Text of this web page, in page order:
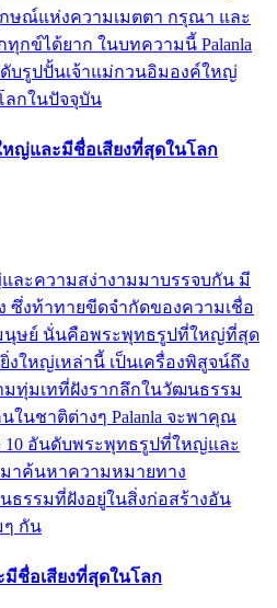
ษณ์แห่งความเมตตา กรุณา และ
กข์ได้ยาก ในบทความนี้ Palanla
ดับรูปปั้นเจ้าแม่กวนอิมองค์ใหญ่
ลกในปัจจุบัน
ญ่และมีชื่อเสียงที่สุดในโลก
ละความสง่างามมาบรรจบกัน มี
ซึ่งท้าทายขีดจำกัดของความเชื่อ
นุษย์ นั่นคือพระพุทธรูปที่ใหญ่ที่สุด
งใหญ่เหล่านี้ เป็นเครื่องพิสูจน์ถึง
ทุ่มเทที่ฝังรากลึกในวัฒนธรรม
นชาติต่างๆ Palanla จะพาคุณ
10 อันดับพระพุทธรูปที่ใหญ่และ
าค้นหาความหมายทาง
ธรรมที่ฝังอยู่ในสิ่งก่อสร้างอัน
ๆ กัน
ชื่อเสียงที่สุดในโลก